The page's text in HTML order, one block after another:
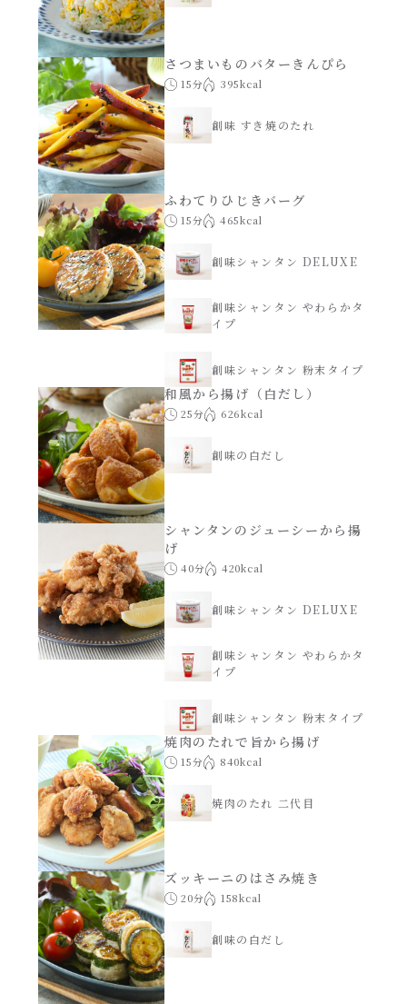
さつまいものバターきんぴら
15分 395kcal
創味 すき焼のたれ
ふわてりひじきバーグ
15分 465kcal
創味シャンタン DELUXE
創味シャンタン やわらかタ
イプ
創味シャンタン 粉末タイプ
和風から揚げ（白だし）
25分 626kcal
創味の白だし
シャンタンのジューシーから揚
げ
40分 420kcal
創味シャンタン DELUXE
創味シャンタン やわらかタ
イプ
創味シャンタン 粉末タイプ
焼肉のたれで旨から揚げ
15分 840kcal
焼肉のたれ 二代目
ズッキーニのはさみ焼き
20分 158kcal
創味の白だし